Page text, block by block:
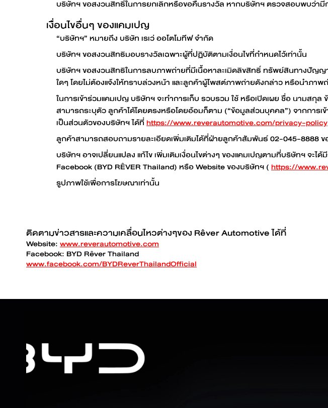
บริษัทฯ ขอสงวนสิทธิ์ในการยกเลิกหรือขอคืนรางวัล หากบริษัทฯ ตรวจสอบพบว่ามี
เงื่อนไขอื่นๆ ของแคมเปญ
“บริษัทฯ” หมายถึง บริษัท เรเว่ ออโตโมทีฟ จำกัด
บริษัทฯ ขอสงวนสิทธิมอบรางวัลเฉพาะผู้ที่ปฏิบัติตามเงื่อนไขที่กำหนดไว้เท่านั้น
บริษัทฯ ขอสงวนสิทธิในการลบภาพถ่ายที่มีเนื้อหาละเมิดลิขสิทธิ์ ทรัพย์สินทางปัญญ
ใดๆ โดยไม่ต้องแจ้งให้ทราบล่วงหน้า และลูกค้าผู้โพสต์ภาพถ่ายดังกล่าว หรือนำภ
ในการเข้าร่วมแคมเปญ บริษัทฯ จะทำการเก็บ รวบรวม ใช้ หรือเปิดเผย ชื่อ นามส
สามารถระบุตัว ลูกค้าได้โดยตรงหรือโดยอ้อมก็ตาม (“ข้อมูลส่วนบุคคล”) จากการ
เป็นส่วนตัวของบริษัทฯ ได้ที่https://www.reverautomotive.com/privacy-policy
ลูกค้าสามารถสอบถามรายละเอียดเพิ่มเติมได้ที่ฝ่ายลูกค้าสัมพันธ์ 02-045-8888
บริษัทฯ อาจเปลี่ยนแปลง แก้ไข เพิ่มเติมเงื่อนไขต่างๆ ของแคมเปญตามที่บริษัทฯ จะ
Facebook (BYD RÊVER Thailand) หรือ Website ของบริษัทฯ (https://
รูปภาพใช้เพื่อการโฆษณาเท่านั้น
ติดตามข่าวสารและความเคลื่อนไหวต่างๆของ Rêver Automotive ได้ที่
Website:www.reverautomotive.com
Facebook: BYD Rêver Thailand
www.facebook.com/BYDReverThailandOfficial